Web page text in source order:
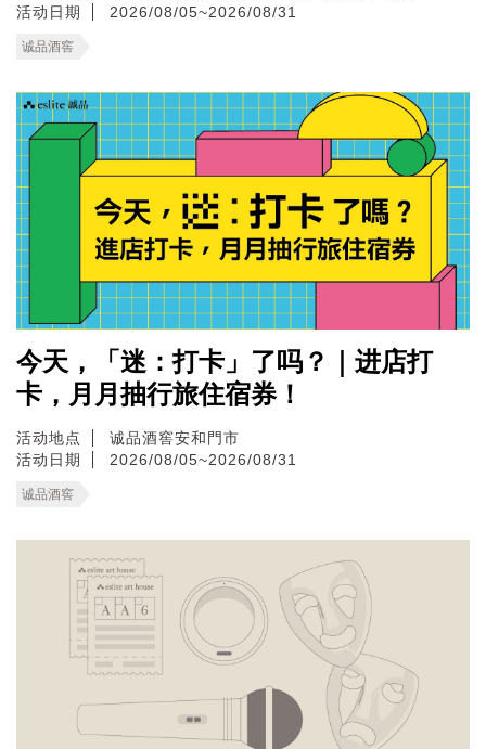
活动日期
2026/08/05~2026/08/31
诚品酒窖
今天，「迷：打卡」了吗？｜进店打
卡，月月抽行旅住宿券！
活动地点
诚品酒窖安和門市
活动日期
2026/08/05~2026/08/31
诚品酒窖